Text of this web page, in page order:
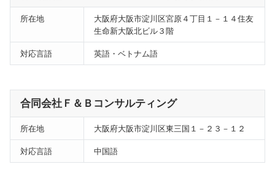
所在地
大阪府大阪市淀川区宮原４丁目１－１４住友
生命新大阪北ビル３階
対応言語 英語・ベトナム語
合同会社Ｆ＆Ｂコンサルティング
所在地 大阪府大阪市淀川区東三国１－２３－１２
対応言語 中国語